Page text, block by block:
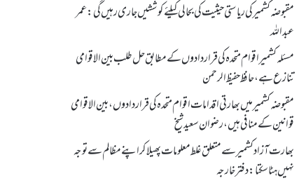
مقبوضہ کشمیر کی ریاستی حیثیت کی بحالی کیلئے کوششیں جاری رہیں گی: عمر
عبداللہ
مسئلہ کشمیر اقوام متحدہ کی قراردادوں کے مطابق حل طلب بین الاقوامی
تنازع ہے، حافظ حفیظ الرحمن
مقبوضہ کشمیر میں بھارتی اقدامات اقوام متحدہ کی قراردادوں، بین الاقوامی
قوانین کے منافی ہیں،رضوان سعید شیخ
بھارت آزاد کشمیر سے متعلق غلط معلومات پھیلا کر اپنے مظالم سے توجہ
نہیں ہٹا سکتا: دفتر خارجہ